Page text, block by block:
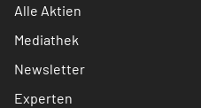
Alle Aktien
Mediathek
Newsletter
Experten